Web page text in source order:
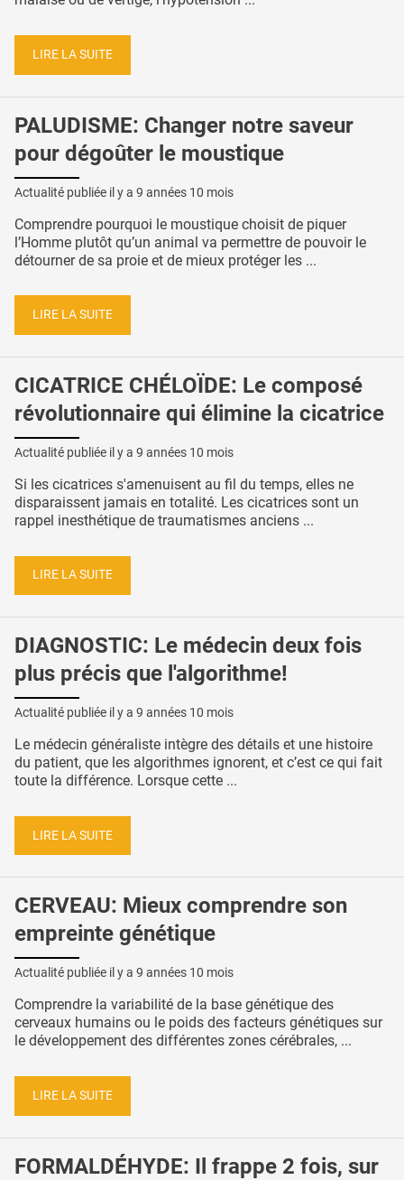
LIRE LA SUITE
PALUDISME: Changer notre saveur
pour dégoûter le moustique
Actualité publiée il y a 9 années 10 mois
Comprendre pourquoi le moustique choisit de piquer
l’Homme plutôt qu’un animal va permettre de pouvoir le
détourner de sa proie et de mieux protéger les ...
LIRE LA SUITE
CICATRICE CHÉLOÏDE: Le composé
révolutionnaire qui élimine la cicatrice
Actualité publiée il y a 9 années 10 mois
Si les cicatrices s'amenuisent au fil du temps, elles ne
disparaissent jamais en totalité. Les cicatrices sont un
rappel inesthétique de traumatismes anciens ...
LIRE LA SUITE
DIAGNOSTIC: Le médecin deux fois
plus précis que l'algorithme!
Actualité publiée il y a 9 années 10 mois
Le médecin généraliste intègre des détails et une histoire
du patient, que les algorithmes ignorent, et c’est ce qui fait
toute la différence. Lorsque cette ...
LIRE LA SUITE
CERVEAU: Mieux comprendre son
empreinte génétique
Actualité publiée il y a 9 années 10 mois
Comprendre la variabilité de la base génétique des
cerveaux humains ou le poids des facteurs génétiques sur
le développement des différentes zones cérébrales, ...
LIRE LA SUITE
FORMALDÉHYDE: Il frappe 2 fois, sur